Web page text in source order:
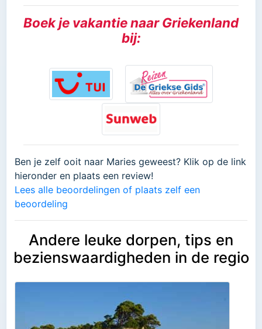
Boek je vakantie naar Griekenland
bij:
Ben je zelf ooit naar Maries geweest? Klik op de link
hieronder en plaats een review!
Lees alle beoordelingen of plaats zelf een
beoordeling
Andere leuke dorpen, tips en
bezienswaardigheden in de regio